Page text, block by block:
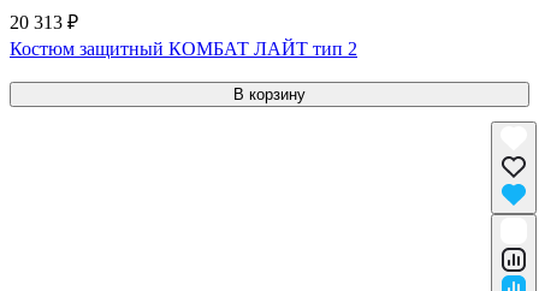
20 313 ₽
Костюм защитный КОМБАТ ЛАЙТ тип 2
В корзину